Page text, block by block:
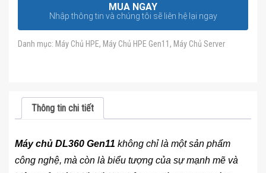
MUA NGAY
Nhập thông tin và chúng tôi sẽ liên hệ lại ngay
Danh mục: Máy Chủ HPE, Máy Chủ HPE Gen11 , Máy Chủ Server
Thông tin chi tiết
Máy chủ DL360 Gen11 không chỉ là một sản phẩm
công nghệ, mà còn là biểu tượng của sự mạnh mẽ và